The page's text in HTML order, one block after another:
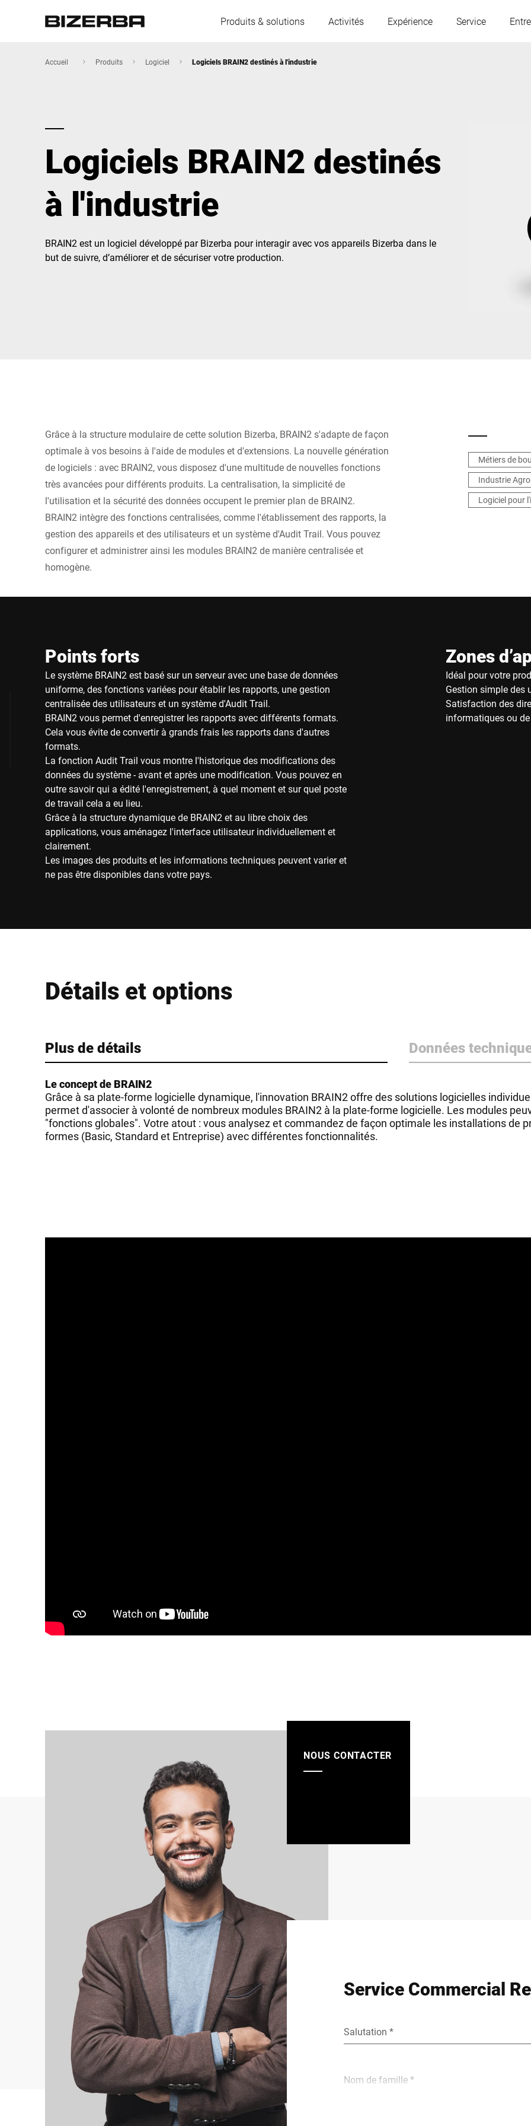
Produits & solutions Activités Expérience Service
Serbie
Amérique
Asie
Accueil Produits Logiciel Logiciels BRAIN2 destinés à l'industrie
Logiciels BRAIN2 destinés
à l'industrie
BRAIN2 est un logiciel développé par Bizerba pour interagir avec vos appareils Bizerba dans le
but de suivre, d’améliorer et de sécuriser votre production.
Grâce à la structure modulaire de cette solution Bizerba, BRAIN2 s'adapte de façon
optimale à vos besoins à l'aide de modules et d'extensions. La nouvelle génération
de logiciels : avec BRAIN2, vous disposez d'une multitude de nouvelles fonctions
très avancées pour différents produits. La centralisation, la simplicité de
l'utilisation et la sécurité des données occupent le premier plan de BRAIN2.
BRAIN2 intègre des fonctions centralisées, comme l'établissement des rapports, la
gestion des appareils et des utilisateurs et un système d'Audit Trail. Vous pouvez
configurer et administrer ainsi les modules BRAIN2 de manière centralisée et
homogène.
Métiers de
Industrie
Logiciel pour
Points forts
Le système BRAIN2 est basé sur un serveur avec une base de données
uniforme, des fonctions variées pour établir les rapports, une gestion
centralisée des utilisateurs et un système d'Audit Trail.
BRAIN2 vous permet d'enregistrer les rapports avec différents formats.
Cela vous évite de convertir à grands frais les rapports dans d'autres
formats.
La fonction Audit Trail vous montre l'historique des modifications des
données du système - avant et après une modification. Vous pouvez en
outre savoir qui a édité l'enregistrement, à quel moment et sur quel poste
de travail cela a eu lieu.
Grâce à la structure dynamique de BRAIN2 et au libre choix des
applications, vous aménagez l'interface utilisateur individuellement et
clairement.
Les images des produits et les informations techniques peuvent varier et
ne pas être disponibles dans votre pays.
Zones
Idéal pour votre
Gestion simple des
Satisfaction des
informatiques ou
Détails et options
Plus de détails Données
Le concept de BRAIN2
Grâce à sa plate-forme logicielle dynamique, l'innovation BRAIN2 offre des solutions logicielles
permet d'associer à volonté de nombreux modules BRAIN2 à la plate-forme logicielle. Les modules
"fonctions globales". Votre atout : vous analysez et commandez de façon optimale les installations de
formes (Basic, Standard et Entreprise) avec différentes fonctionnalités.
NOUS CONTACTER
Service Commercial
Salutation *
Nom de famille *